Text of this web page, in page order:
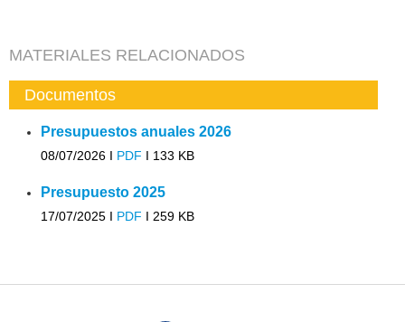
MATERIALES RELACIONADOS
Documentos
Presupuestos anuales 2026
08/07/2026 I PDF I 133 KB
Presupuesto 2025
17/07/2025 I PDF I 259 KB